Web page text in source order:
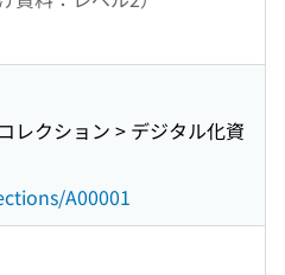
レクション > デジタル化資
A00001